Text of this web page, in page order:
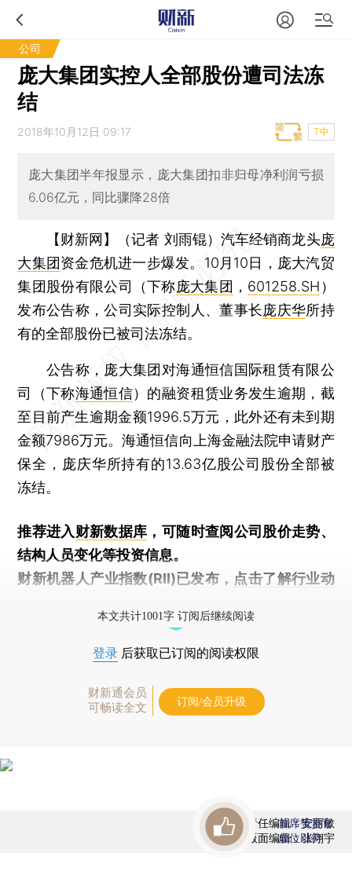
公司
庞大集团实控人全部股份遭司法冻
结
2018年10月12日 09:17 T中
庞大集团半年报显示，庞大集团扣非归母净利润亏损
6.06亿元，同比骤降28倍
【财新网】（记者 刘雨锟） 汽车经销商龙头庞
大集团资金危机进一步爆发。10月10日，庞大汽贸
集团股份有限公司（下称庞大集团 ， 601258.SH ）
发布公告称，公司实际控制人、董事长庞庆华所持
有的全部股份已被司法冻结。
公告称，庞大集团对海通恒信国际租赁有限公
司（下称海通恒信）的融资租赁业务发生逾期，截
至目前产生逾期金额1996.5万元，此外还有未到期
金额7986万元。海通恒信向上海金融法院申请财产
保全，庞庆华所持有的13.63亿股公司股份全部被
冻结。
推荐进入财新数据库 ，可随时查阅公司股价走势、
结构人员变化等投资信息。
财新机器人产业指数(RII)已发布， 点击了解行业动
本文共计1001字 订阅后继续阅读
登录 后获取已订阅的阅读权限
财新通会员
可畅读全文
订阅/会员升级
责任编辑：安丽敏
版面编辑：张翔宇
首席赞赏官
虚位以待